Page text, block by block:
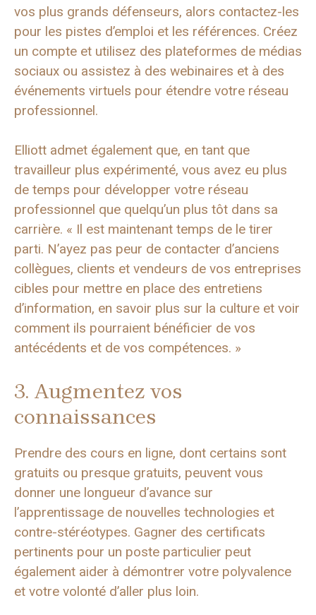
vos plus grands défenseurs, alors contactez-les
pour les pistes d’emploi et les références. Créez
un compte et utilisez des plateformes de médias
sociaux ou assistez à des webinaires et à des
événements virtuels pour étendre votre réseau
professionnel.
Elliott admet également que, en tant que
travailleur plus expérimenté, vous avez eu plus
de temps pour développer votre réseau
professionnel que quelqu’un plus tôt dans sa
carrière. « Il est maintenant temps de le tirer
parti. N’ayez pas peur de contacter d’anciens
collègues, clients et vendeurs de vos entreprises
cibles pour mettre en place des entretiens
d’information, en savoir plus sur la culture et voir
comment ils pourraient bénéficier de vos
antécédents et de vos compétences. »
3. Augmentez vos
connaissances
Prendre des cours en ligne, dont certains sont
gratuits ou presque gratuits, peuvent vous
donner une longueur d’avance sur
l’apprentissage de nouvelles technologies et
contre-stéréotypes. Gagner des certificats
pertinents pour un poste particulier peut
également aider à démontrer votre polyvalence
et votre volonté d’aller plus loin.